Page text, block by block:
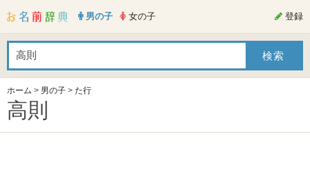
男の子 女の子 登録
ホーム > 男の子 > た行
高則